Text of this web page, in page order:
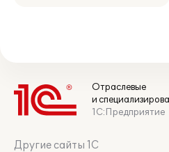
Отраслевые
и
1С:Предприятие
Другие сайты 1С